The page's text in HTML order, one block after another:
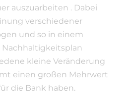
auszuarbeiten . Dabei
verschiedener
und so in einem
kleine Veränderung
einen großen Mehrwert
die Bank haben.